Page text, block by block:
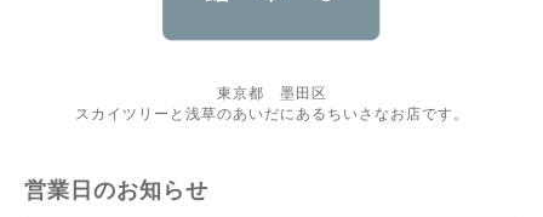
東京都 墨田区
スカイツリーと浅草のあいだにあるちいさなお店です。
営業日のお知らせ